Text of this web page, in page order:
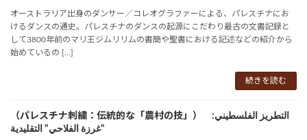
オーストラリア出身のダンサー／コレオグラファーによる、パレスチナにお
けるダンスの通史。パレスチナのダンスの起源にこだわり最古の文書記録と
して3800年前のマリ王ジムリリムの書簡や聖書における記述などの紹介から
始めているの […]
続きを読む
（パレスチナ刺繍：伝統的な「農村の技」） التطريز الفلسطيني:
"غرزة الفلاحي" التقليدية